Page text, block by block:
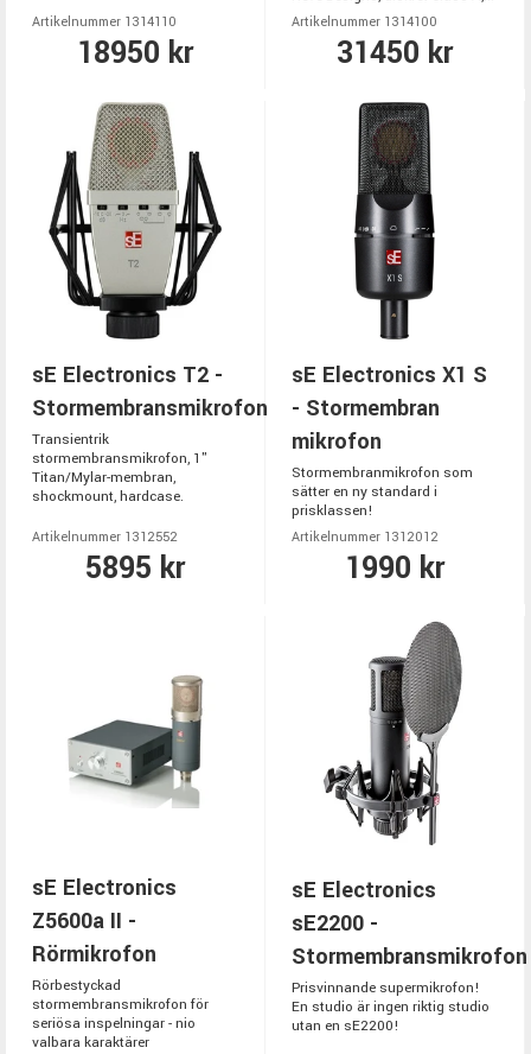
Artikelnummer 1314110
18950 kr
Artikelnummer 1314100
31450 kr
sE Electronics T2 -
Stormembransmikrofon
Transientrik
stormembransmikrofon, 1"
Titan/Mylar-membran,
shockmount, hardcase.
Artikelnummer 1312552
5895 kr
sE Electronics X1 S
- Stormembran
mikrofon
Stormembranmikrofon som
sätter en ny standard i
prisklassen!
Artikelnummer 1312012
1990 kr
sE Electronics
Z5600a II -
Rörmikrofon
Rörbestyckad
stormembransmikrofon för
seriösa inspelningar - nio
valbara karaktärer
sE Electronics
sE2200 -
Stormembransmikrofon
Prisvinnande supermikrofon!
En studio är ingen riktig studio
utan en sE2200!